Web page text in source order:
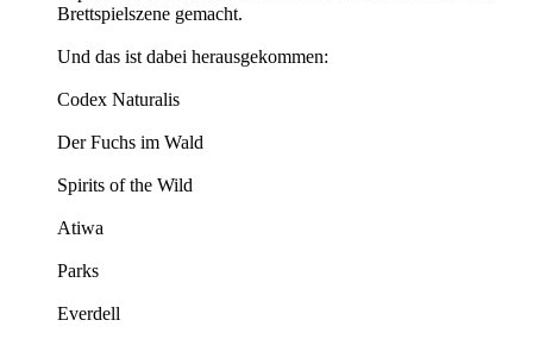
Brettspielszene gemacht.
Und das ist dabei herausgekommen:
Codex Naturalis
Der Fuchs im Wald
Spirits of the Wild
Atiwa
Parks
Everdell